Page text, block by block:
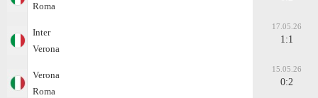
Roma
Inter
Verona
17.05.26
1:1
Verona
Roma
15.05.26
0:2